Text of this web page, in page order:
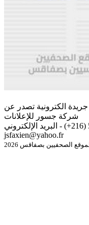
الكترونية تصدر عن
شركة جسور للإعلانات
للإتصال أو نشر الردود الهاتف 54779966 (216+) - البريد الإلكتروني
jsfaxien@yahoo.fr
الصحفيين بصفاقس 2026